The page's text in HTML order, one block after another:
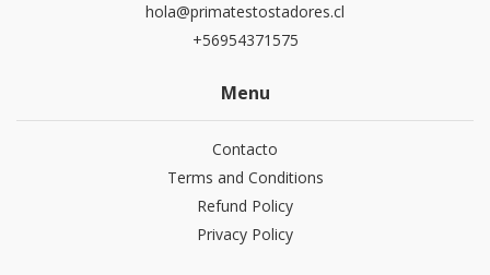
hola@primatestostadores.cl
+56954371575
Menu
Contacto
Terms and Conditions
Refund Policy
Privacy Policy